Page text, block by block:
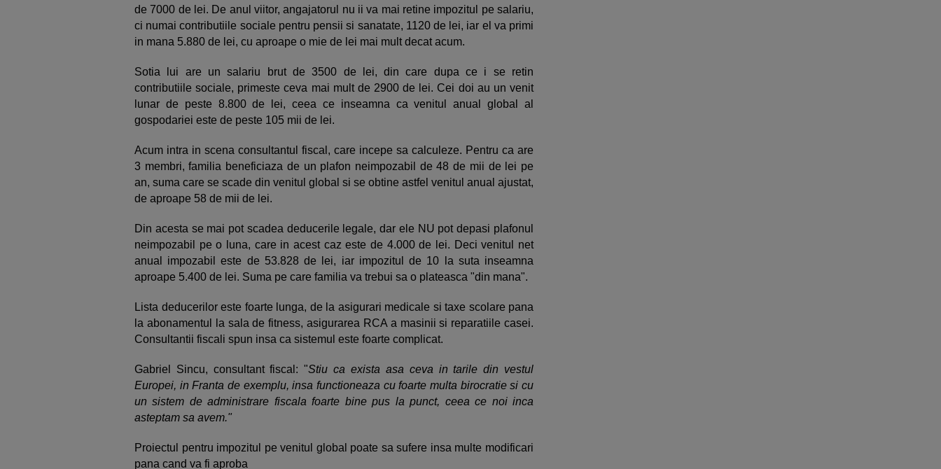
de 7000 de lei. De anul viitor, angajatorul nu ii va mai retine impozitul pe salariu,
ci numai contributiile sociale pentru pensii si sanatate, 1120 de lei, iar el va primi
in mana 5.880 de lei, cu aproape o mie de lei mai mult decat acum.
Sotia lui are un salariu brut de 3500 de lei, din care dupa ce i se retin
contributiile sociale, primeste ceva mai mult de 2900 de lei. Cei doi au un venit
lunar de peste 8.800 de lei, ceea ce inseamna ca venitul anual global al
gospodariei este de peste 105 mii de lei.
Acum intra in scena consultantul fiscal, care incepe sa calculeze. Pentru ca are
3 membri, familia beneficiaza de un plafon neimpozabil de 48 de mii de lei pe
an, suma care se scade din venitul global si se obtine astfel venitul anual ajustat,
de aproape 58 de mii de lei.
Din acesta se mai pot scadea deducerile legale, dar ele NU pot depasi plafonul
neimpozabil pe o luna, care in acest caz este de 4.000 de lei. Deci venitul net
anual impozabil este de 53.828 de lei, iar impozitul de 10 la suta inseamna
aproape 5.400 de lei. Suma pe care familia va trebui sa o plateasca "din mana".
Lista deducerilor este foarte lunga, de la asigurari medicale si taxe scolare pana
la abonamentul la sala de fitness, asigurarea RCA a masinii si reparatiile casei.
Consultantii fiscali spun insa ca sistemul este foarte complicat.
Gabriel Sincu, consultant fiscal: "Stiu ca exista asa ceva in tarile din vestul
Europei, in Franta de exemplu, insa functioneaza cu foarte multa birocratie si cu
un sistem de administrare fiscala foarte bine pus la punct, ceea ce noi inca
asteptam sa avem."
Proiectul pentru impozitul pe venitul global poate sa sufere insa multe modificari
pana cand va fi aproba